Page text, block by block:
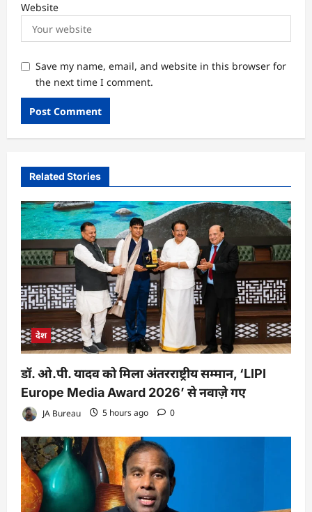
Website
Save my name, email, and website in this browser for
the next time I comment.
Related Stories
देश
डॉ. ओ.पी. यादव को मिला अंतरराष्ट्रीय सम्मान, ‘LIPI
Europe Media Award 2026’ से नवाज़े गए
JA Bureau 5 hours ago 0